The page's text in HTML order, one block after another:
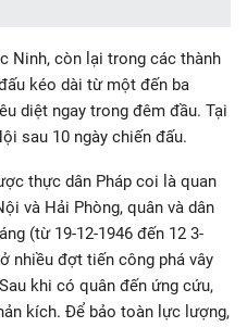
Ninh, còn lại trong các thành
kéo dài từ một đến ba
diệt ngay trong đêm đầu. Tại
sau 10 ngày chiến đấu.
thực dân Pháp coi là quan
và Hải Phòng, quân và dân
(từ 19-12-1946 đến 12 3-
nhiều đợt tiến công phá vây
khi có quân đến ứng cứu,
kích. Để bảo toàn lực lượng,